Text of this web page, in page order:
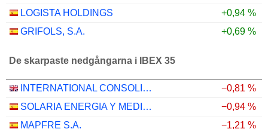
LOGISTA HOLDINGS
+0,94 %
GRIFOLS, S.A.
+0,69 %
De skarpaste nedgångarna i IBEX 35
INTERNATIONAL CONSOLIDATED AIRLINES GROUP, S.A.
−0,81 %
SOLARIA ENERGIA Y MEDIO AMBIENTE, S.A.
−0,94 %
MAPFRE S.A.
−1,21 %